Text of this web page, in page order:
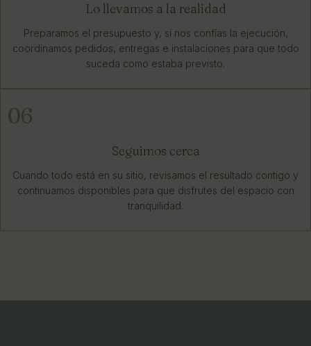
Lo llevamos a la realidad
Preparamos el presupuesto y, si nos confías la ejecución,
coordinamos pedidos, entregas e instalaciones para que todo
suceda como estaba previsto.
06
Seguimos cerca
Cuando todo está en su sitio, revisamos el resultado contigo y
continuamos disponibles para que disfrutes del espacio con
tranquilidad.